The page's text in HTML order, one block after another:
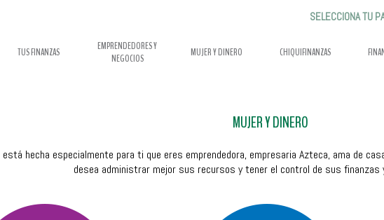
SELECCIONA TU
TUS FINANZAS
EMPRENDEDORES Y
NEGOCIOS
MUJER Y DINERO CHIQUIFINANZAS
MUJER Y DINERO
hecha especialmente para ti que eres emprendedora, empresaria Azteca, ama de
desea administrar mejor sus recursos y tener el control de sus finanzas